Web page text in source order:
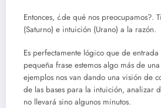
Entonces, ¿de qué nos preocupamos?.
(Saturno) e intuición (Urano) a la razón.
Es perfectamente lógico que de
pequeña frase estemos algo más de
ejemplos nos van dando una visión de
de las bases para la intuición, analizar
no llevará sino algunos minutos.